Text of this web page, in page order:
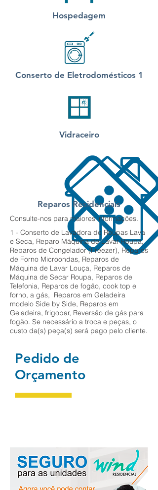
Hospedagem
Conserto de Eletrodomésticos 1
Vidraceiro
Reparos Residenciais
Consulte-nos para maiores informações.
1 - Conserto de Lavadora de Roupas Lava
e Seca, Reparo Máquina de Lavar Roupa,
Reparos de Congelador (Freezer), Reparos
de Forno Microondas, Reparos de
Máquina de Lavar Louça, Reparos de
Máquina de Secar Roupa, Reparos de
Telefonia, Reparos de fogão, cook top e
forno, a gás, Reparos em Geladeira
modelo Side by Side, Reparos em
Geladeira, frigobar, Reversão de gás para
fogão. Se necessário a troca e peças, o
custo da(s) peça(s) será pago pelo cliente.
Pedido de
Orçamento